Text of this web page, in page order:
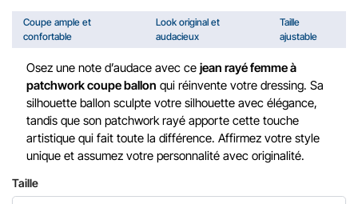
Coupe ample et
confortable
Look original et
audacieux
Taille
ajustable
Osez une note d’audace avec ce jean rayé femme à
patchwork coupe ballon qui réinvente votre dressing. Sa
silhouette ballon sculpte votre silhouette avec élégance,
tandis que son patchwork rayé apporte cette touche
artistique qui fait toute la différence. Affirmez votre style
unique et assumez votre personnalité avec originalité.
Taille